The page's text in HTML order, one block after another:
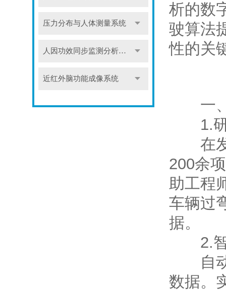
压力分布与人体测量系统
人因功效同步监测分析系统
近红外脑功能成像系统
析的数
驶算法
性的关
一、
1.研
在发
200余
助工程
车辆过
据。
2.智
自动
数据。